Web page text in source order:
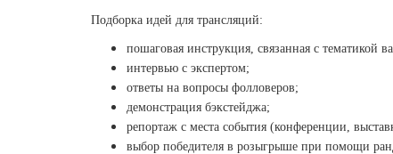
Подборка идей для трансляций:
пошаговая инструкция, связанная с тематикой
интервью с экспертом;
ответы на вопросы фолловеров;
демонстрация бэкстейджа;
репортаж с места события (конференции,
выбор победителя в розыгрыше при помощи